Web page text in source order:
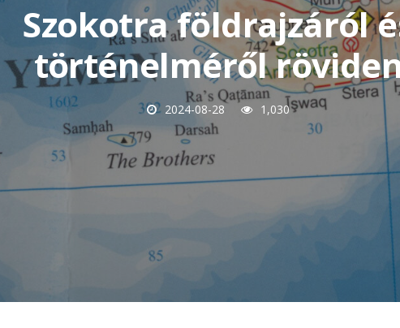
Szokotra földrajzáról
történelméről
2024-08-28 1,030